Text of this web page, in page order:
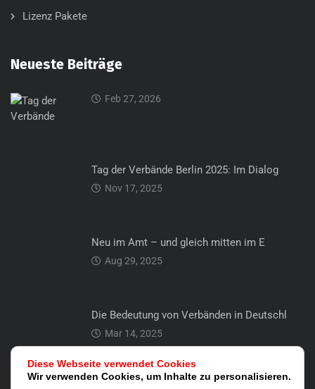
Lizenz Pakete
Neueste Beiträge
Feb 27, 2026
Tag der Verbände Berlin 2025: Im Dialog
Nov 17, 2025
Neu im Amt – und gleich mitten im E
Aug 29, 2025
Die Bedeutung von Verbänden in Deutschl
Mar 14, 2025
Diese Webseite verwendet Cookies
Wir verwenden Cookies, um Inhalte zu personalisieren.